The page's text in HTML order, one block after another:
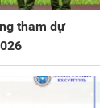
tham dự